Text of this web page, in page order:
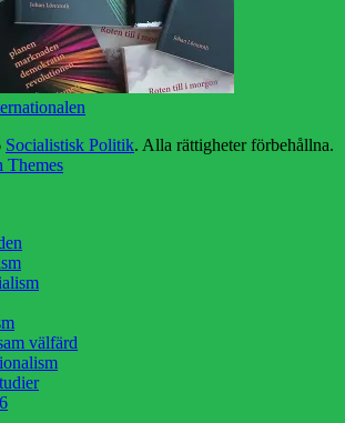
Socialistisk Politik. Alla rättigheter förbehållna.
Themes
välfärd